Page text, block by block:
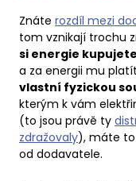
Znáte rozdíl mezi
tom vznikají trochu
si energie kupujete
a za energii mu
vlastní fyzickou
kterým k vám
(to jsou právě ty
zdražovaly), máte
od dodavatele.